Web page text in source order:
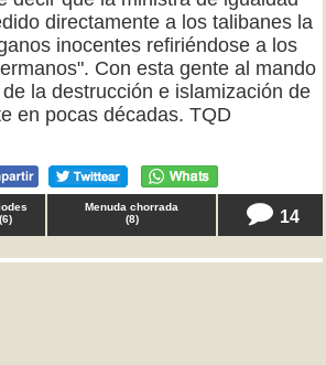
directamente a los talibanes la
inocentes refiriéndose a los
Con esta gente al mando
la destrucción e islamización de
en pocas décadas. TQD
(6)
Menuda chorrada
(8) 14